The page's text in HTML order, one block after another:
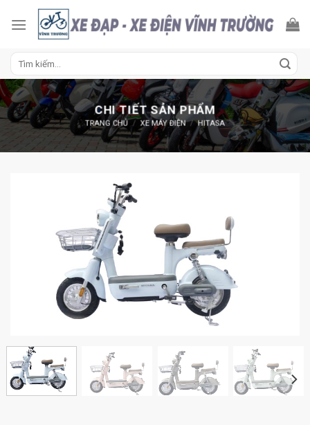
CHI TIẾT SẢN PHẨM
TRANG CHỦ / XE MÁY ĐIỆN / HITASA